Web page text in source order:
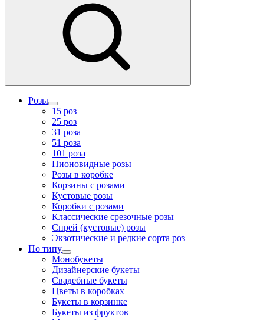
Розы
15 роз
25 роз
31 роза
51 роза
101 роза
Пионовидные розы
Розы в коробке
Корзины с розами
Кустовые розы
Коробки с розами
Классические срезочные розы
Спрей (кустовые) розы
Экзотические и редкие сорта роз
По типу
Монобукеты
Дизайнерские букеты
Свадебные букеты
Цветы в коробках
Букеты в корзинке
Букеты из фруктов